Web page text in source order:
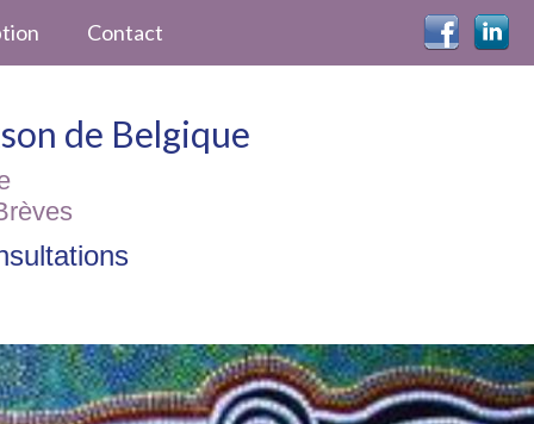
Contact
de Belgique